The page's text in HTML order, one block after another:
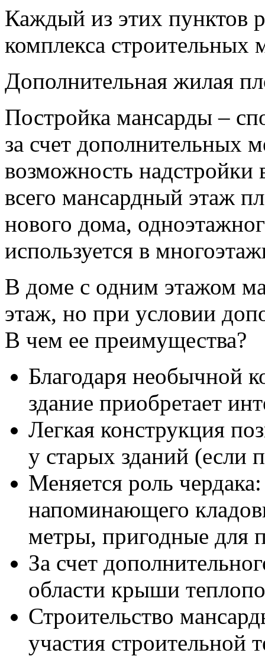
Каждый из этих пунктов
комплекса строительных
Дополнительная жилая
Постройка мансарды –
за счет дополнительных
возможность надстройки
всего мансардный этаж
нового дома,
используется в
В доме с одним этажом
этаж, но при условии
В чем ее преимущества?
Благодаря необычной
здание приобретает
Легкая конструкция
у старых зданий (если
Меняется роль
напоминающего
метры, пригодные для
За счет
области крыши
Строительство
участия строительной